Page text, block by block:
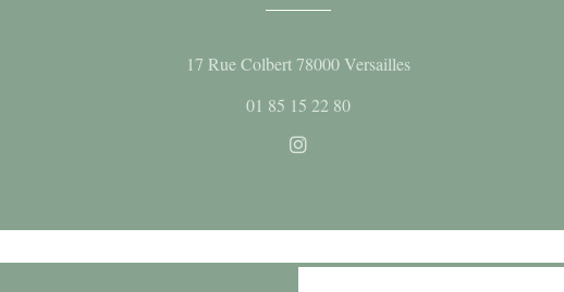
17 Rue Colbert 78000 Versailles((opent in een nieuw
01 85 15 22 80
Instagram ((opent in een nieuw